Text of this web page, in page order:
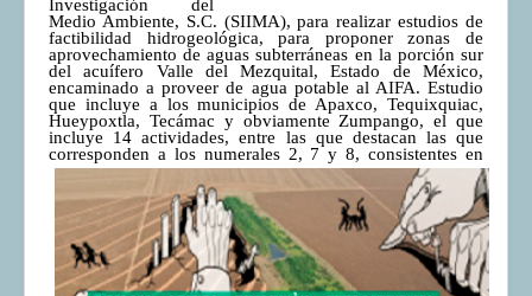
Investigación del
Medio Ambiente, S.C. (SIIMA), para realizar estudios de
factibilidad hidrogeológica, para proponer zonas de
aprovechamiento de aguas subterráneas en la porción sur
del acuífero Valle del Mezquital, Estado de México,
encaminado a proveer de agua potable al AIFA. Estudio
que incluye a los municipios de Apaxco, Tequixquiac,
Hueypoxtla, Tecámac y obviamente Zumpango, el que
incluye 14 actividades, entre las que destacan las que
corresponden a los numerales 2, 7 y 8, consistentes en